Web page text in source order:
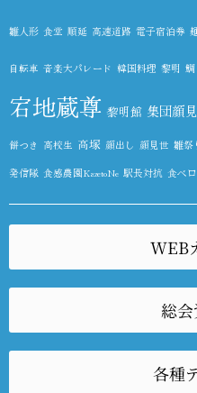
雛人形 食堂 順延 高速道路 電子宿泊券
自転車 音楽大パレード 韓国料理 黎明 鯛
宕地蔵尊 黎明館 集団顔
餅つき 高校生 高塚 顔出し 顔見世 雛祭
発信隊 食感農園KazetoNe 駅長対抗 食べ
WEB
総
各種